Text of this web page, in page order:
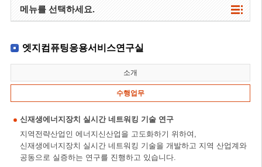
메뉴를 선택하세요.
엣지컴퓨팅응용서비스연구실
소개
수행업무
신재생에너지장치 실시간 네트워킹 기술 연구
지역전략산업인 에너지신산업을 고도화하기 위하여,
신재생에너지장치 실시간 네트워킹 기술을 개발하고 지역 산업계와
공동으로 실증하는 연구를 진행하고 있습니다.